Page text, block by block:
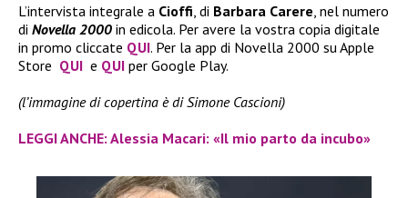
L’intervista integrale a Cioffi , di Barbara Carere , nel numero
di Novella 2000 in edicola. Per avere la vostra copia digitale
in promo cliccate QUI. Per la app di Novella 2000 su Apple
Store QUI e QUI per Google Play.
(l’immagine di copertina è di Simone Cascioni)
LEGGI ANCHE: Alessia Macari: «Il mio parto da incubo»